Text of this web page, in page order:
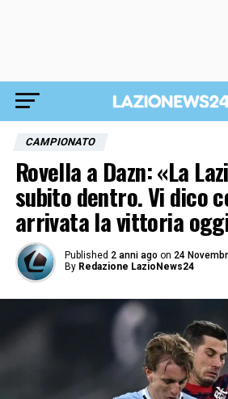
CAMPIONATO
Rovella a Dazn: «La
subito dentro. Vi dico
arrivata la vittoria
Published 2 anni ago on 24
By Redazione LazioNews24